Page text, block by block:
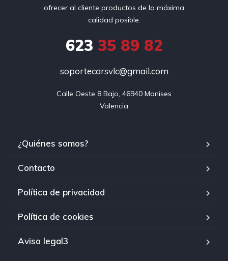
ofrecer al cliente productos de la máxima
calidad posible.
623 35 89 82
soportecarsvlc@gmail.com
Calle Oeste 8 Bajo, 46940 Manises
Valencia
¿Quiénes somos?
Contacto
Política de privacidad
Política de cookies
Aviso legal3